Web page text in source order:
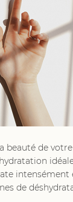
beauté de
intensément
de